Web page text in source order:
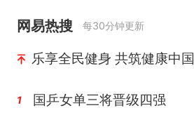
网易热搜 每30分钟更新
乐享全民健身 共筑健康中国
1 国乒女单三将晋级四强